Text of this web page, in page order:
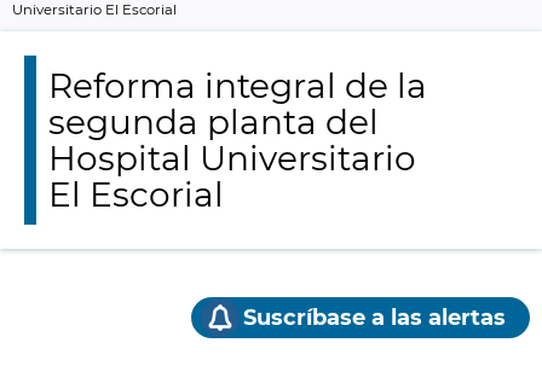
Universitario El Escorial
Reforma integral de la
segunda planta del
Hospital Universitario
El Escorial
Suscríbase a las alertas